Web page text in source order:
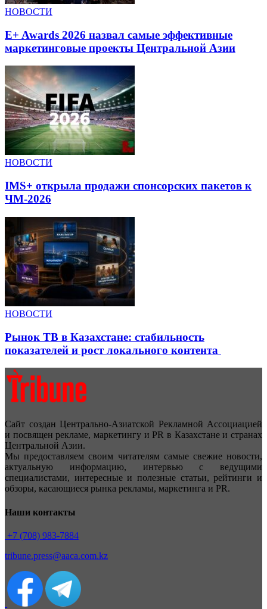
НОВОСТИ
E+ Awards 2026 назвал самые эффективные
маркетинговые проекты Центральной Азии
НОВОСТИ
IMS+ открыла продажи спонсорских пакетов к
ЧМ-2026
НОВОСТИ
Рынок ТВ в Казахстане: стабильность
показателей и рост локального контента
Сайт создан Центрально-Азиатской Рекламной Ассоциацией
и посвящен рекламе, маркетингу и PR в Казахстане и странах
Центральной Азии.
Мы предоставляем своим читателям самые свежие новости,
актуальную информацию, интервью с ведущими
специалистами, интересные и полезные статьи, рейтинги и
обзоры, касающиеся рынка рекламы, маркетинга и PR.
Наши контакты
+7 (708) 983-7884
tribune.press@aaca.com.kz